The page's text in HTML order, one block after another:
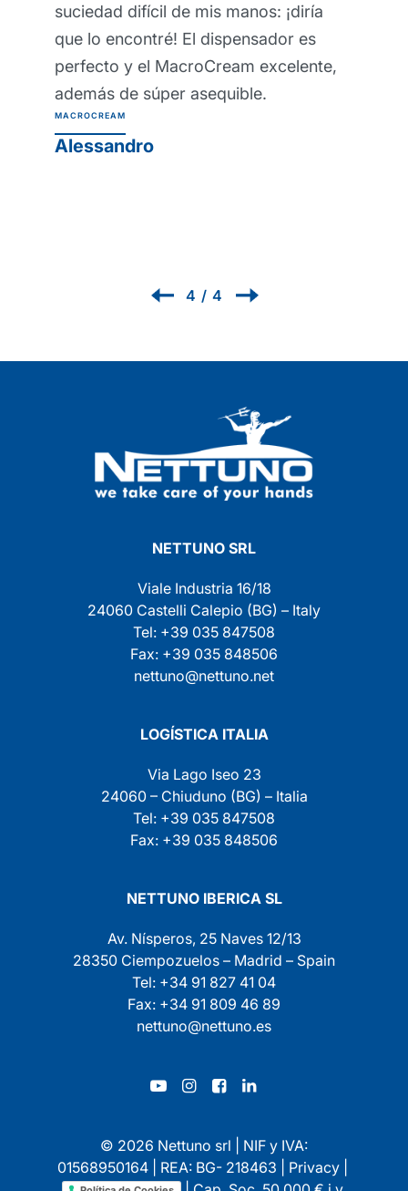
mis manos: ¡diría
dispensador es
excelente,
asequible.
trabajos más
definitivamente
saludables desde
parecería
1/ 4
NETTUNO SRL
Viale Industria 16/18
24060 Castelli Calepio (BG) – Italy
Tel: +39 035 847508
Fax: +39 035 848506
nettuno@nettuno.net
LOGÍSTICA ITALIA
Via Lago Iseo 23
24060 – Chiuduno (BG) – Italia
Tel: +39 035 847508
Fax: +39 035 848506
NETTUNO IBERICA SL
Av. Nísperos, 25 Naves 12/13
28350 Ciempozuelos – Madrid – Spain
Tel: +34 91 827 41 04
Fax: +34 91 809 46 89
nettuno@nettuno.es
© 2026 Nettuno srl | NIF y IVA:
01568950164 | REA: BG- 218463 | Privacy|